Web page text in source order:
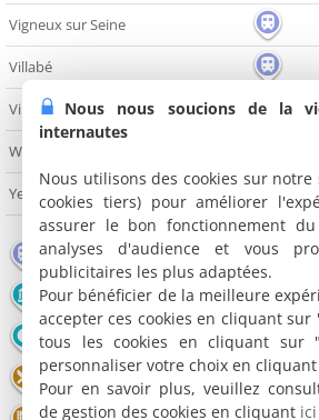
Vigneux sur Seine
Villabé
Viry Châtillon
Wissous
Yerres
Gare Aéroport
Monument Edifice religieux
Office de tourisme Musée
Restaurant Salle de
Nous nous soucions de la
internautes
Nous utilisons des cookies sur notre
cookies tiers) pour améliorer
assurer le bon fonctionnement
analyses d'audience et vous
publicitaires les plus adaptées.
Pour bénéficier de la meilleure
accepter ces cookies en cliquant
tous les cookies en cliquant sur
personnaliser votre choix en
Pour en savoir plus, veuillez
de gestion des cookies en cliquant ici